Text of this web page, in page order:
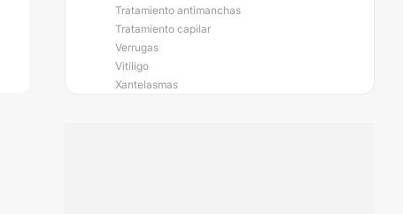
Tratamiento antimanchas
Tratamiento capilar
Verrugas
Vitíligo
Xantelasmas